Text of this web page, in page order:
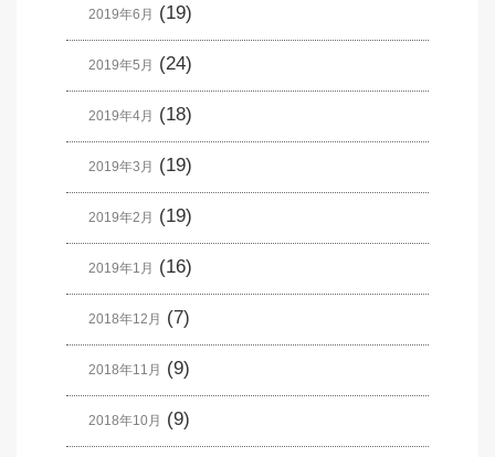
2019年6月 (19)
2019年5月 (24)
2019年4月 (18)
2019年3月 (19)
2019年2月 (19)
2019年1月 (16)
2018年12月 (7)
2018年11月 (9)
2018年10月 (9)